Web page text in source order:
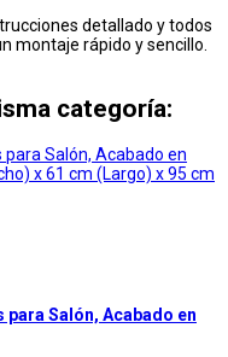
detallado y todos
montaje rápido y sencillo.
categoría:
Salón, Acabado en